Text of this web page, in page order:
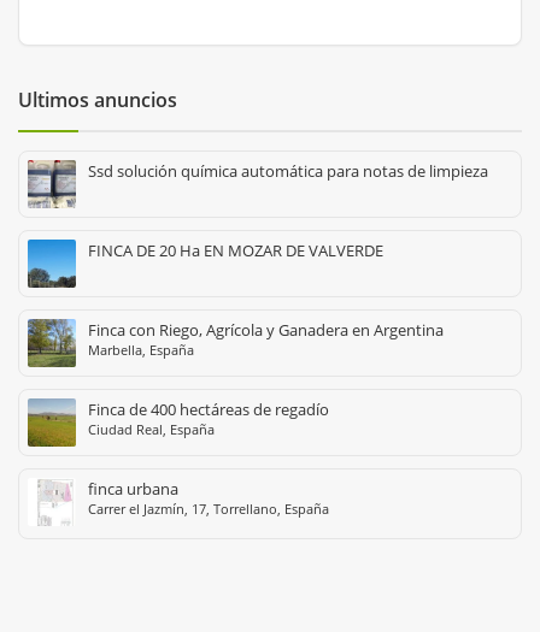
Ultimos anuncios
Ssd solución química automática para notas de limpieza
FINCA DE 20 Ha EN MOZAR DE VALVERDE
Finca con Riego, Agrícola y Ganadera en Argentina
Marbella, España
Finca de 400 hectáreas de regadío
Ciudad Real, España
finca urbana
Carrer el Jazmín, 17, Torrellano, España